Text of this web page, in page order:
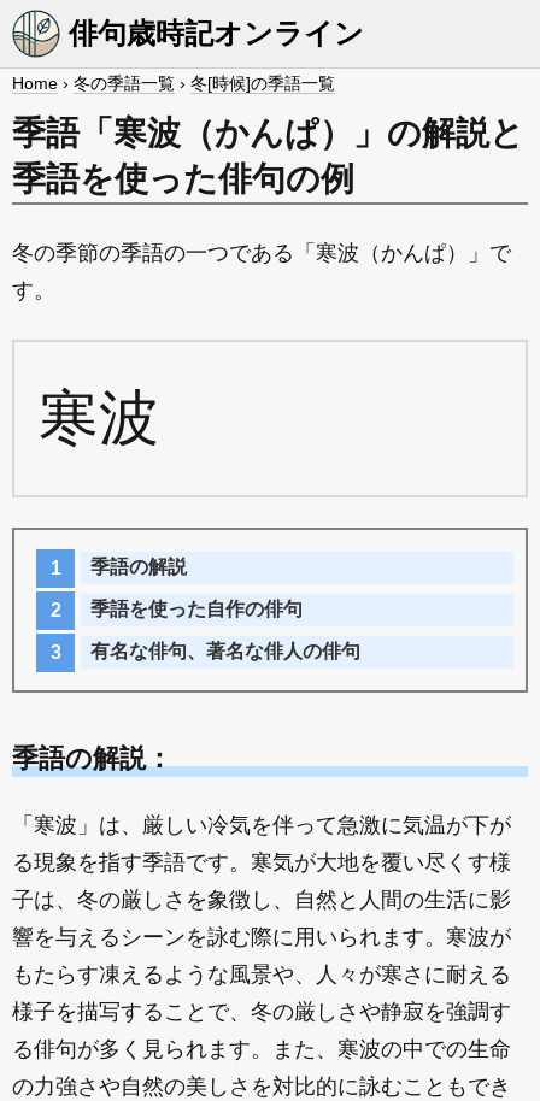
俳句歳時記オンライン
Home › 冬の季語一覧 › 冬[時候]の季語一覧
季語「寒波（かんぱ）」の解説と
季語を使った俳句の例
冬の季節の季語の一つである「寒波（かんぱ）」で
す。
寒波
季語の解説
季語を使った自作の俳句
有名な俳句、著名な俳人の俳句
季語の解説：
「寒波」は、厳しい冷気を伴って急激に気温が下が
る現象を指す季語です。寒気が大地を覆い尽くす様
子は、冬の厳しさを象徴し、自然と人間の生活に影
響を与えるシーンを詠む際に用いられます。寒波が
もたらす凍えるような風景や、人々が寒さに耐える
様子を描写することで、冬の厳しさや静寂を強調す
る俳句が多く見られます。また、寒波の中での生命
の力強さや自然の美しさを対比的に詠むこともでき